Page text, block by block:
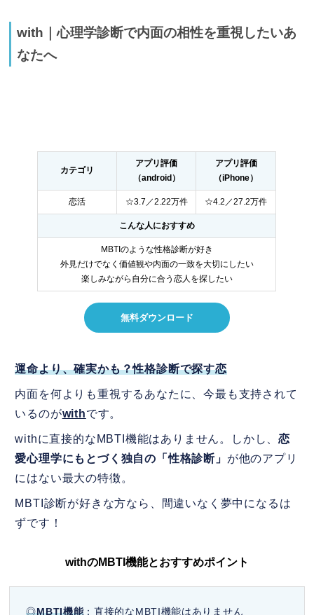
with｜心理学診断で内面の相性を重視したいあ
なたへ
カテゴリ
アプリ評価
（android）
アプリ評価
（iPhone）
恋活 ☆3.7／2.22万件 ☆4.2／27.2万件
こんな人におすすめ
MBTIのような性格診断が好き
外見だけでなく価値観や内面の一致を大切にしたい
楽しみながら自分に合う恋人を探したい
無料ダウンロード
運命より、確実かも？性格診断で探す恋
内面を何よりも重視するあなたに、今最も支持されて
いるのがwithです。
withに直接的なMBTI機能はありません。しかし、恋
愛心理学にもとづく独自の「性格診断」 が他のアプリ
にはない最大の特徴。
MBTI診断が好きな方なら、間違いなく夢中になるは
ずです！
withのMBTI機能とおすすめポイント
◎MBTI機能：直接的なMBTI機能はありません